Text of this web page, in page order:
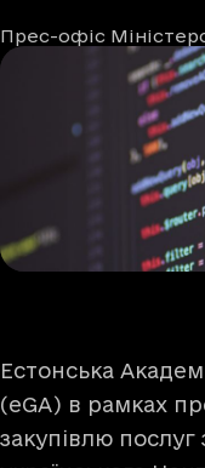
Автори
Прес-офіс
Дата та час
Естонська
(eGA) в рамках
закупівлю